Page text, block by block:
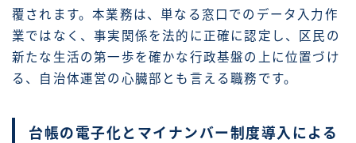
覆されます。本業務は、単なる窓口でのデータ入力作
業ではなく、事実関係を法的に正確に認定し、区民の
新たな生活の第一歩を確かな行政基盤の上に位置づけ
る、自治体運営の心臓部とも言える職務です。
台帳の電子化とマイナンバー制度導入による